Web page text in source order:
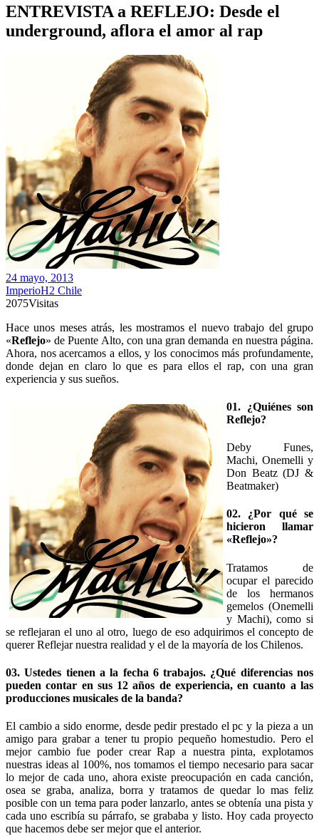
ENTREVISTA a REFLEJO: Desde el
underground, aflora el amor al rap
24 mayo, 2013
ImperioH2 Chile
2075Visitas
Hace unos meses atrás, les mostramos el nuevo trabajo del grupo
«Reflejo» de Puente Alto, con una gran demanda en nuestra página.
Ahora, nos acercamos a ellos, y los conocimos más profundamente,
donde dejan en claro lo que es para ellos el rap, con una gran
experiencia y sus sueños.
01. ¿Quiénes son
Reflejo?
Deby Funes,
Machi, Onemelli y
Don Beatz (DJ &
Beatmaker)
02. ¿Por qué se
hicieron llamar
«Reflejo»?
Tratamos de
ocupar el parecido
de los hermanos
gemelos (Onemelli
y Machi), como si
se reflejaran el uno al otro, luego de eso adquirimos el concepto de
querer Reflejar nuestra realidad y el de la mayoría de los Chilenos.
03. Ustedes tienen a la fecha 6 trabajos. ¿Qué diferencias nos
pueden contar en sus 12 años de experiencia, en cuanto a las
producciones musicales de la banda?
El cambio a sido enorme, desde pedir prestado el pc y la pieza a un
amigo para grabar a tener tu propio pequeño homestudio. Pero el
mejor cambio fue poder crear Rap a nuestra pinta, explotamos
nuestras ideas al 100%, nos tomamos el tiempo necesario para sacar
lo mejor de cada uno, ahora existe preocupación en cada canción,
osea se graba, analiza, borra y tratamos de quedar lo mas feliz
posible con un tema para poder lanzarlo, antes se obtenía una pista y
cada uno escribía su párrafo, se grababa y listo. Hoy cada proyecto
que hacemos debe ser mejor que el anterior.